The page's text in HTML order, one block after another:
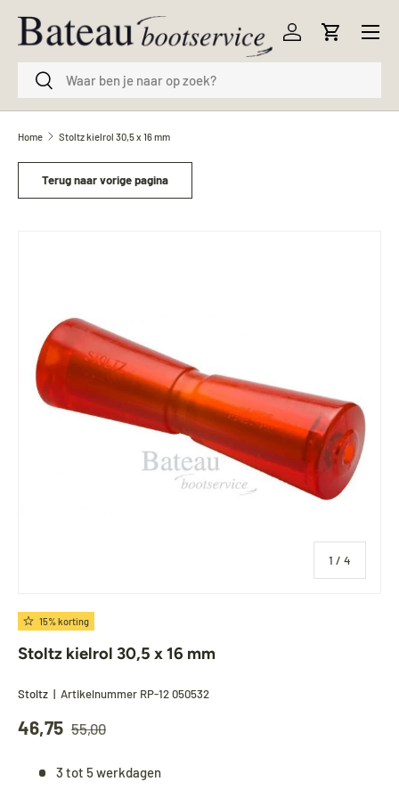
Ga naar inhoud
ZoekenZoeken
Inloggen
Menu
Home Stoltz kielrol 30,5 x 16 mm
Terug naar vorige pagina
1 / van
4
15% korting
Stoltz kielrol 30,5 x 16 mm
Stoltz | Artikelnummer RP-12 050532
46,75 55,00
3 tot 5 werkdagen